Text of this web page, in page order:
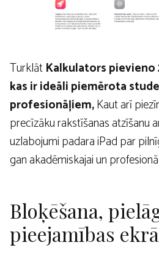
TurklātKalkulators pievieno
kas ir ideāli piemērota
profesionāļiem,Kaut arī
precīzāku rakstīšanas atzīšanu
uzlabojumi padara iPad par
gan akadēmiskajai un
Bloķēšana,
pieejamības